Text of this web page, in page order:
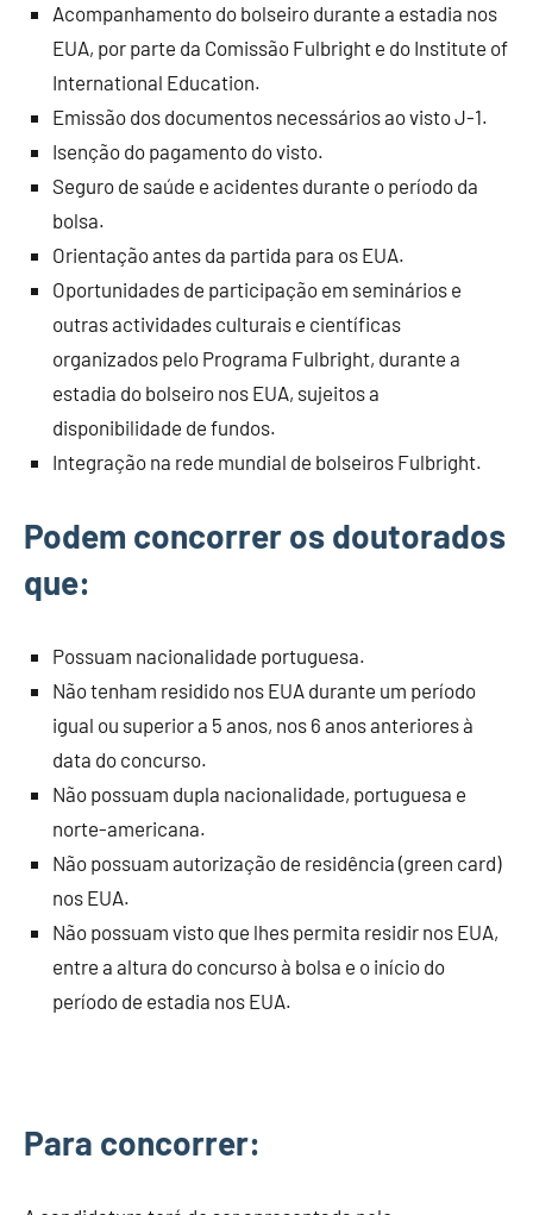
Acompanhamento do bolseiro durante a estadia nos
EUA, por parte da Comissão Fulbright e do Institute of
International Education.
Emissão dos documentos necessários ao visto J-1.
Isenção do pagamento do visto.
Seguro de saúde e acidentes durante o período da
bolsa.
Orientação antes da partida para os EUA.
Oportunidades de participação em seminários e
outras actividades culturais e científicas
organizados pelo Programa Fulbright, durante a
estadia do bolseiro nos EUA, sujeitos a
disponibilidade de fundos.
Integração na rede mundial de bolseiros Fulbright.
Podem concorrer os doutorados
que:
Possuam nacionalidade portuguesa.
Não tenham residido nos EUA durante um período
igual ou superior a 5 anos, nos 6 anos anteriores à
data do concurso.
Não possuam dupla nacionalidade, portuguesa e
norte-americana.
Não possuam autorização de residência (green card)
nos EUA.
Não possuam visto que lhes permita residir nos EUA,
entre a altura do concurso à bolsa e o início do
período de estadia nos EUA.
Para concorrer: